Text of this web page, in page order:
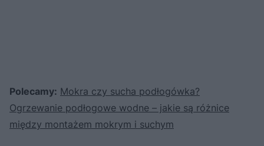
Polecamy: Mokra czy sucha podłogówka?
Ogrzewanie podłogowe wodne – jakie są różnice
między montażem mokrym i suchym